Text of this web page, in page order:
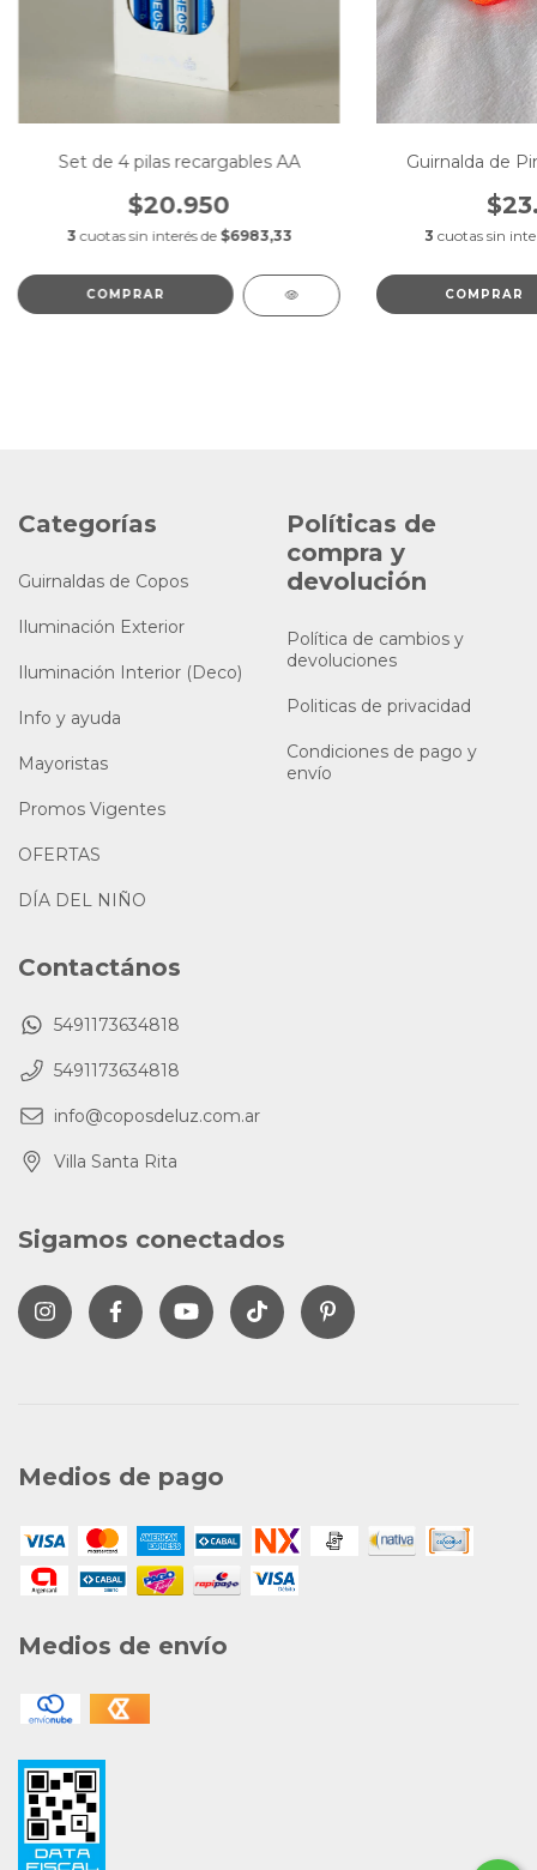
Set de 4 pilas recargables AA
$20.950
3 cuotas sin interés de $6983,33
Guirnalda de
3 cuotas sin
Categorías
Guirnaldas de Copos
Iluminación Exterior
Iluminación Interior (Deco)
Info y ayuda
Mayoristas
Promos Vigentes
OFERTAS
DÍA DEL NIÑO
Políticas de
compra y
devolución
Política de cambios y
devoluciones
Politicas de privacidad
Condiciones de pago y
envío
Contactános
5491173634818
5491173634818
info@coposdeluz.com.ar
Villa Santa Rita
Sigamos conectados
Medios de pago
Medios de envío